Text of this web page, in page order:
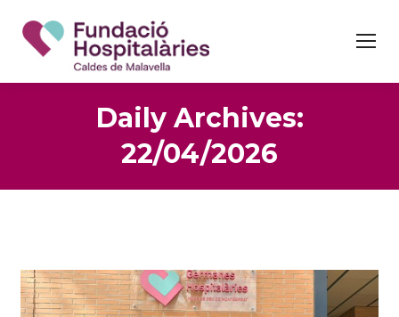
Daily Archives:
22/04/2026